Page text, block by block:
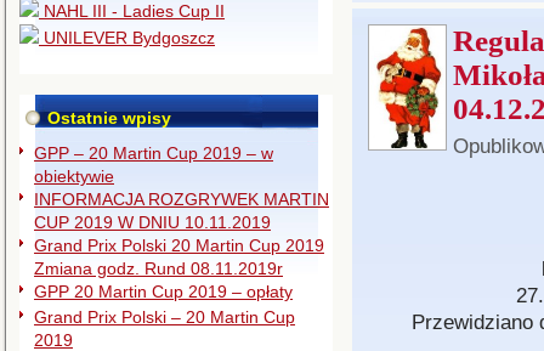
NAHL III - Ladies Cup II
UNILEVER Bydgoszcz
Ostatnie wpisy
GPP – 20 Martin Cup 2019 – w
obiektywie
INFORMACJA ROZGRYWEK MARTIN
CUP 2019 W DNIU 10.11.2019
Grand Prix Polski 20 Martin Cup 2019
Zmiana godz. Rund 08.11.2019r
GPP 20 Martin Cup 2019 – opłaty
Grand Prix Polski – 20 Martin Cup
2019